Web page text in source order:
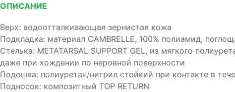
ОПИСАНИЕ
Верх: водоотталкивающая зернистая кожа
Подкладка: материал CAMBRELLE, 100% полиамид,
Стелька: METATARSAL SUPPORT GEL, из мягкого
даже при хождении по неровной поверхности
Подошва: полиуретан/нитрил стойкий при контакте в
Подносок: композитный TOP RETURN